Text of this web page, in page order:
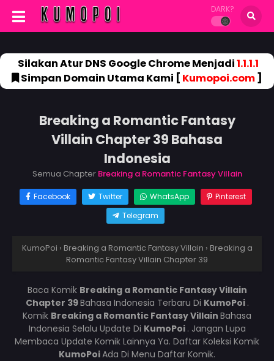
DARK?
Silakan Atur DNS Google Chrome Menjadi1.1.1.1
Simpan Domain Utama Kami [ Kumopoi.com]
Breaking a Romantic Fantasy
Villain Chapter 39 Bahasa
Indonesia
Semua Chapter Breaking a Romantic Fantasy Villain
Facebook Twitter WhatsApp
Pinterest
Telegram
KumoPoi › Breaking a Romantic Fantasy Villain › Breaking a
Romantic Fantasy Villain Chapter 39
Baca Komik Breaking a Romantic Fantasy Villain
Chapter 39Bahasa Indonesia Terbaru Di KumoPoi .
Komik Breaking a Romantic Fantasy Villain Bahasa
Indonesia Selalu Update Di KumoPoi . Jangan Lupa
Membaca Update Komik Lainnya Ya. Daftar Koleksi Komik
KumoPoiAda Di Menu Daftar Komik.